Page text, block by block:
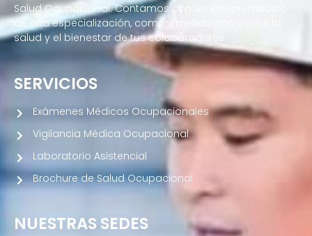
Salud Ocupacional. Contamos con un equipo médico
de alta especialización, comprometido con cuidar la
salud y el bienestar de tus colaboradores.
NUESTRAS SEDES
SERVICIOS
Exámenes Médicos Ocupacionales
Vigilancia Médica Ocupacional
Laboratorio Asistencial
Brochure de Salud Ocupacional